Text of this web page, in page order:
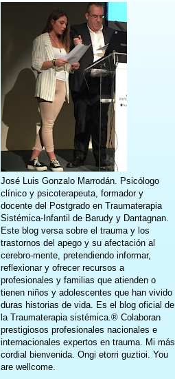
José Luis Gonzalo Marrodán. Psicólogo
clínico y psicoterapeuta, formador y
docente del Postgrado en Traumaterapia
Sistémica-Infantil de Barudy y Dantagnan.
Este blog versa sobre el trauma y los
trastornos del apego y su afectación al
cerebro-mente, pretendiendo informar,
reflexionar y ofrecer recursos a
profesionales y familias que atienden o
tienen niños y adolescentes que han vivido
duras historias de vida. Es el blog oficial de
la Traumaterapia sistémica.® Colaboran
prestigiosos profesionales nacionales e
internacionales expertos en trauma. Mi más
cordial bienvenida. Ongi etorri guztioi. You
are wellcome.